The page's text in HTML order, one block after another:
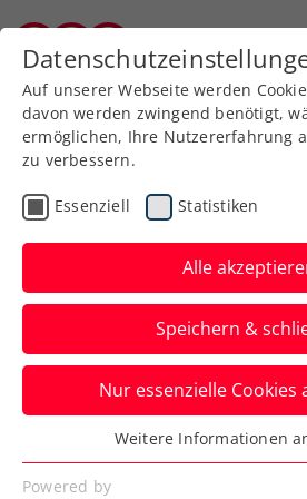
Zurück zur Newsübersicht
Turniere
ATP Astana:
gewinnt ÖTV-
Viertelfinale
Jurij Rodionov verpasst in
Hauptstadt indes
ins Halbfinale.
Verfasst von: Manuel Wachta,
Auf unserer Webseite werden
davon werden zwingend benötigt,
ermöglichen, Ihre Nutzererfahrung
zu verbessern.
Essenziell Statistiken
Alle
Speichern &
Nur essenzielle Cookies
Essenziell
Essenzielle Cookies werden für
Weitere Informationen
Powered by